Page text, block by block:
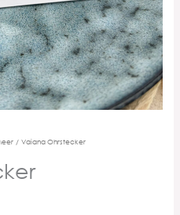
/ Vaiana Ohrstecker